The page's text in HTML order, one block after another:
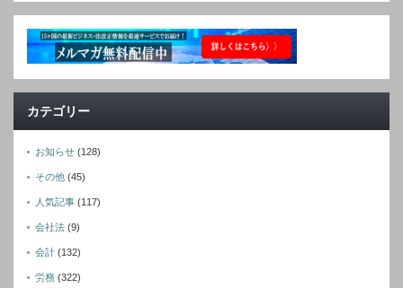
カテゴリー
お知らせ (128)
その他 (45)
人気記事 (117)
会社法 (9)
会計 (132)
労務 (322)